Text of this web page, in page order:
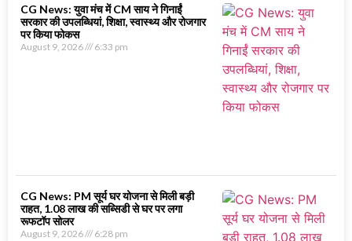
CG News: युवा मंच में CM साय ने गिनाईं
सरकार की उपलब्धियां, शिक्षा, स्वास्थ्य और रोजगार
पर किया फोकस
August 9, 2026 6:33 pm
CG News: PM सूर्य घर योजना से मिली बड़ी
राहत, 1.08 लाख की सब्सिडी से घर पर लगा
रूफटॉप सोलर
August 9, 2026 6:28 pm